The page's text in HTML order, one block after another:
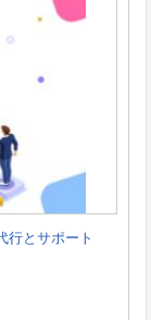
行とサポート